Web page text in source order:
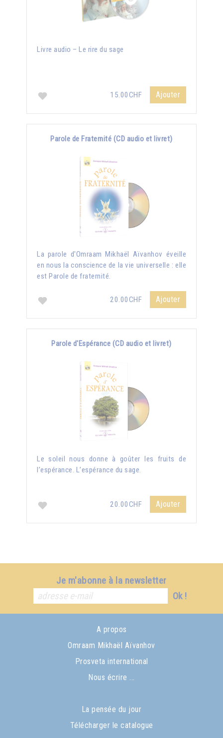
Livre audio – Le rire du sage
15.00CHF Ajouter
Parole de Fraternité (CD audio et livret)
La parole d'Omraam Mikhaël Aïvanhov éveille
en nous la conscience de la vie universelle : elle
est Parole de fraternité.
20.00CHF Ajouter
Parole d'Espérance (CD audio et livret)
Le soleil nous donne à goûter les fruits de
l’espérance. L’espérance du sage.
20.00CHF Ajouter
Je m'abonne à la newsletter
Ok !
A propos
Omraam Mikhaël Aïvanhov
Prosveta international
Nous écrire ...
La pensée du jour
Télécharger le catalogue